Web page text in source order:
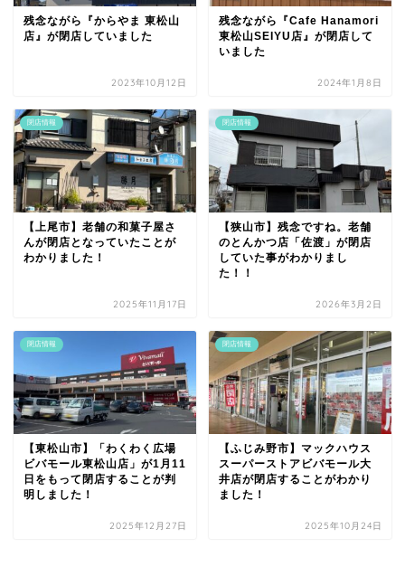
残念ながら『からやま 東松山
店』が閉店していました
2023年10月12日
残念ながら『Cafe Hanamori
東松山SEIYU店』が閉店して
いました
2024年1月8日
閉店情報
【上尾市】老舗の和菓子屋さ
んが閉店となっていたことが
わかりました！
2025年11月17日
閉店情報
【狭山市】残念ですね。老舗
のとんかつ店「佐渡」が閉店
していた事がわかりまし
た！！
2026年3月2日
閉店情報
【東松山市】「わくわく広場
ビバモール東松山店」が1月11
日をもって閉店することが判
明しました！
2025年12月27日
閉店情報
【ふじみ野市】マックハウス
スーパーストアビバモール大
井店が閉店することがわかり
ました！
2025年10月24日